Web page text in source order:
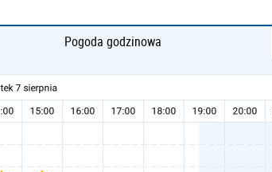
Pogoda godzinowa